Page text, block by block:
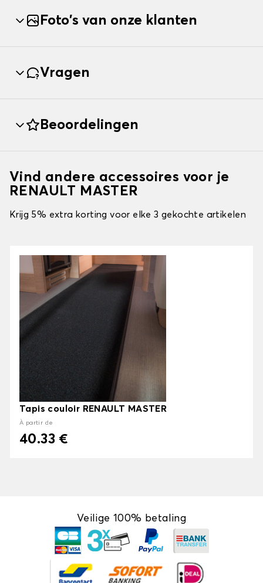
Foto's van onze klanten
Vragen
Beoordelingen
Vind andere accessoires voor je
RENAULT MASTER
Krijg 5% extra korting voor elke 3 gekochte artikelen
Tapis couloir RENAULT MASTER
À partir de
40.33 €
Veilige 100% betaling